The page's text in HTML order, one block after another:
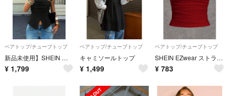
ベアトップ/チューブトップ
新品未使用】SHEIN ベアトップ ペプラム トップス ブラック
¥ 1,799
ベアトップ/チューブトップ
キャミソールトップ
¥ 1,499
ベアトップ/チューブトップ
SHEIN EZwear ストラップレス ソリッド チューブトップ
¥ 783